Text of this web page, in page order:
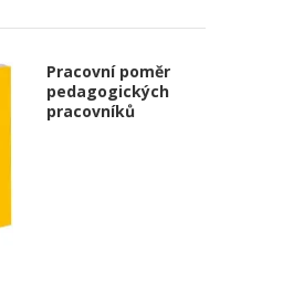
Pracovní poměr
pedagogických
pracovníků